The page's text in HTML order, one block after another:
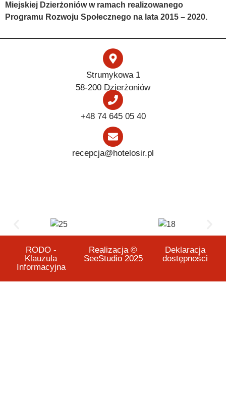
Miejskiej Dzierżoniów w ramach realizowanego
Programu Rozwoju Społecznego na lata 2015 – 2020.
Strumykowa 1
58-200 Dzierżoniów
+48 74 645 05 40
recepcja@hotelosir.pl
RODO -
Klauzula
Informacyjna
Realizacja ©
SeeStudio 2025
Deklaracja
dostępności